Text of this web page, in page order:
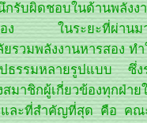
กรับผิดชอบในด้านพลังง
อง ในระยะที่ผ่านมาห
รวมพลังงานหารสอง ท
ปธรรมหลายรูปแบบ ซึ่ง
สมาชิกผู้เกี่ยวข้องทุกฝ่
ละที่สำคัญที่สุด คือ คณ